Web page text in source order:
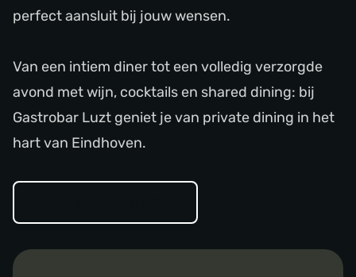
perfect aansluit bij jouw wensen.
Van een intiem diner tot een volledig verzorgde
avond met wijn, cocktails en shared dining: bij
Gastrobar Luzt geniet je van private dining in het
hart van Eindhoven.